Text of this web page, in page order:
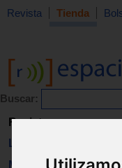
Revista Tienda
Buscar:
Revista
Libros
Material